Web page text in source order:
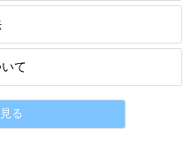
て
る